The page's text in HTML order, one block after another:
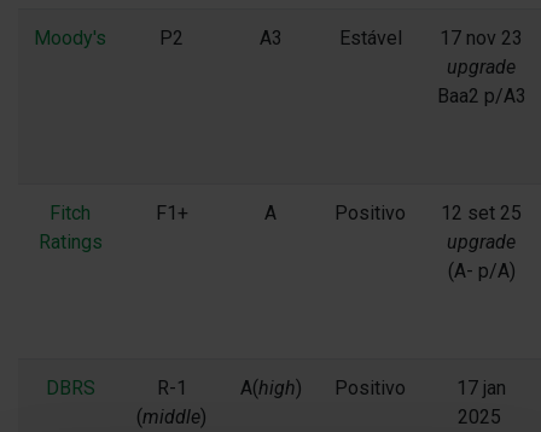
Moody's P2 A3 Estável
17 nov 23
upgrade
Baa2 p/A3
Fitch
Ratings
F1+ A Positivo
12 set 25
upgrade
(A- p/A)
DBRS
R-1
(middle)
A(high) Positivo
17 jan
2025